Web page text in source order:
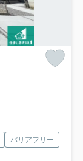
バリアフリー